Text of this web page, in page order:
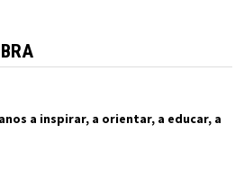
a inspirar, a orientar, a educar, a